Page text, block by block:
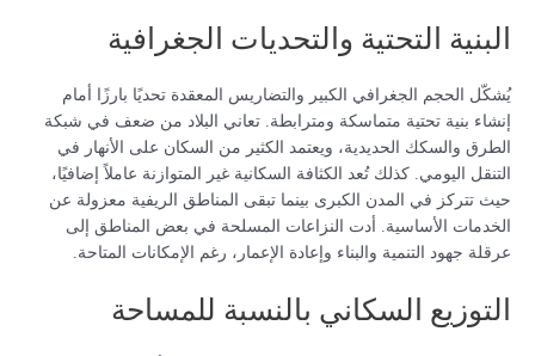
البنية التحتية والتحديات الجغرافية
يُشكّل الحجم الجغرافي الكبير والتضاريس المعقدة تحديًا بارزًا أمام
إنشاء بنية تحتية متماسكة ومترابطة. تعاني البلاد من ضعف في شبكة
الطرق والسكك الحديدية، ويعتمد الكثير من السكان على الأنهار في
التنقل اليومي. كذلك تُعد الكثافة السكانية غير المتوازنة عاملاً إضافيًا،
حيث تتركز في المدن الكبرى بينما تبقى المناطق الريفية معزولة عن
الخدمات الأساسية. أدت النزاعات المسلحة في بعض المناطق إلى
عرقلة جهود التنمية والبناء وإعادة الإعمار، رغم الإمكانات المتاحة.
التوزيع السكاني بالنسبة للمساحة